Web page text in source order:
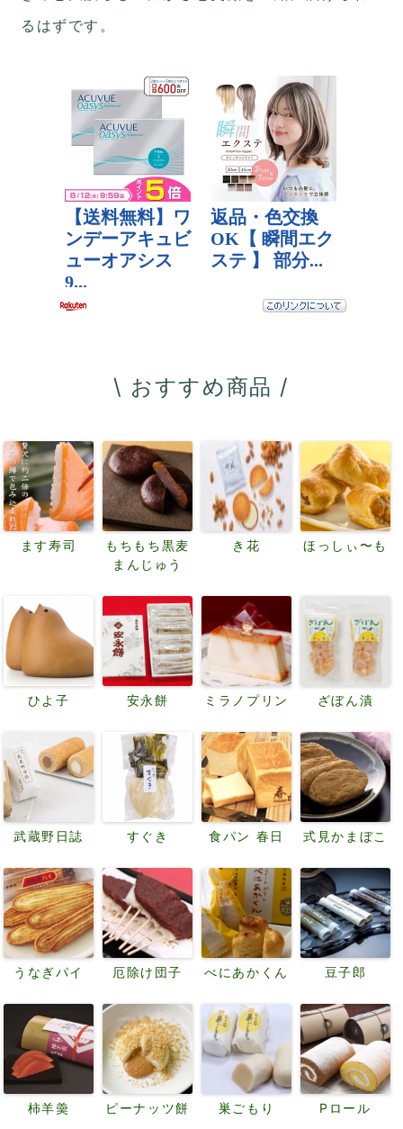
るはずです。
\ おすすめ商品 /
ます寿司
もちもち黒麦
まんじゅう
き花 ほっしぃ〜も
ひよ子 安永餅 ミラノプリン ざぼん漬
武蔵野日誌 すぐき 食パン 春日 式見かまぼこ
うなぎパイ 厄除け団子 べにあかくん 豆子郎
柿羊羮 ピーナッツ餅 巣ごもり Pロール